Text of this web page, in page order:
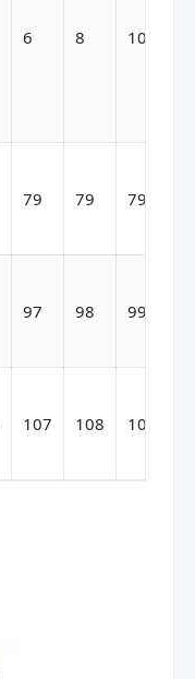
6 8 10
79 79 79
97 98 99
107 108 109